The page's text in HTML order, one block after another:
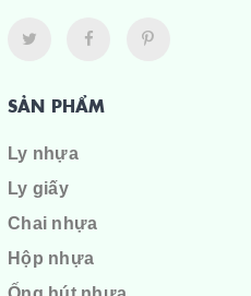
SẢN PHẨM
Ly nhựa
Ly giấy
Chai nhựa
Hộp nhựa